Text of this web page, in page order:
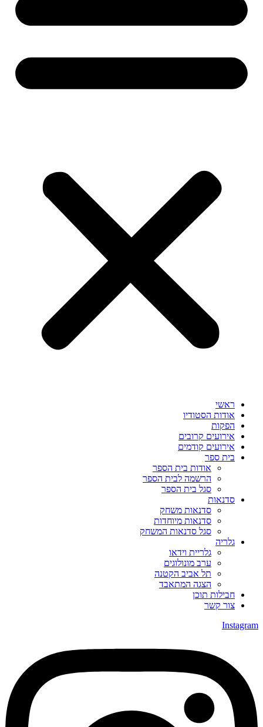
ראשי
אודות הסטודיו
הפקות
אירועים קרובים
אירועים קודמים
בית ספר
אודות בית הספר
הרשמה לבית הספר
סגל בית הספר
סדנאות
סדנאות משחק
סדנאות מיוחדות
סגל סדנאות המשחק
גלריה
גלריית וידאו
ערב מונולוגים
תל אביב הקטנה
הצגה המתאבד
חבילות תוכן
צור קשר
Instagram